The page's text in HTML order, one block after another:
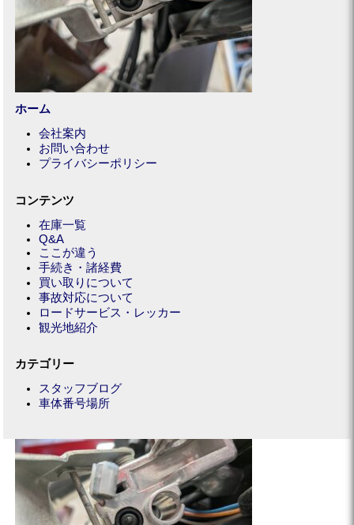
ホーム
会社案内
お問い合わせ
プライバシーポリシー
コンテンツ
在庫一覧
Q&A
ここが違う
手続き・諸経費
買い取りについて
事故対応について
ロードサービス・レッカー
観光地紹介
カテゴリー
スタッフブログ
車体番号場所